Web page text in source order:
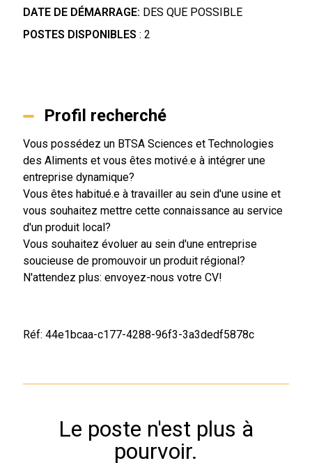
DATE DE DÉMARRAGE: DES QUE POSSIBLE
POSTES DISPONIBLES : 2
Profil recherché
Vous possédez un BTSA Sciences et Technologies
des Aliments et vous êtes motivé.e à intégrer une
entreprise dynamique?
Vous êtes habitué.e à travailler au sein d'une usine et
vous souhaitez mettre cette connaissance au service
d'un produit local?
Vous souhaitez évoluer au sein d'une entreprise
soucieuse de promouvoir un produit régional?
N'attendez plus: envoyez-nous votre CV!
Réf: 44e1bcaa-c177-4288-96f3-3a3dedf5878c
Le poste n'est plus à
pourvoir.